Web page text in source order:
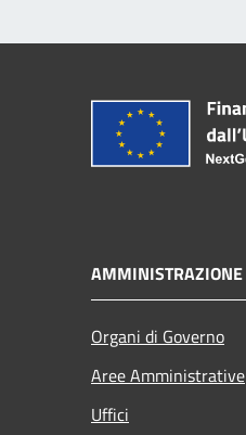
AMMINISTRAZIONE
Organi di Governo
Aree Amministrative
Uffici